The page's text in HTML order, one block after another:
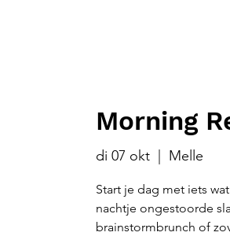
Morning
di 07 okt
  |
Melle
Start je dag met iets
nachtje ongestoorde
brainstormbrunch of